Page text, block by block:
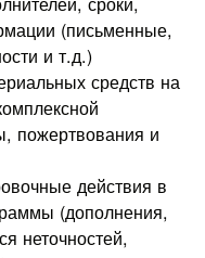
(письменные,
и т.д.)
средств на
пожертвования и
действия в
(дополнения,
неточностей,